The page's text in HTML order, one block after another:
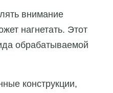
внимание
нагнетать. Этот
обрабатываемой
конструкции,